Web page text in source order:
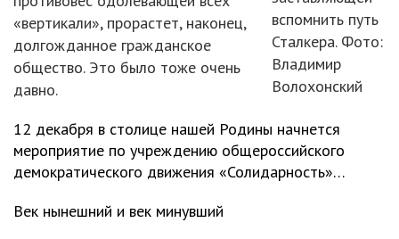
вспомнить путь
Сталкера. Фото:
Владимир
Волохонский
«вертикали», прорастет, наконец,
долгожданное гражданское
общество. Это было тоже очень
давно.
12 декабря в столице нашей Родины начнется
мероприятие по учреждению общероссийского
демократического движения «Солидарность»…
Век нынешний и век минувший